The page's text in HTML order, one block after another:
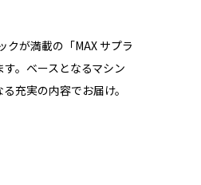
が満載の「MAX サプラ
。ベースとなるマシン
充実の内容でお届け。